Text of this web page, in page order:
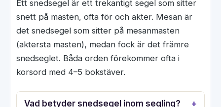
Ett snedsegel är ett trekantigt segel som sitter
snett på masten, ofta för och akter. Mesan är
det snedsegel som sitter på mesanmasten
(aktersta masten), medan fock är det främre
snedseglet. Båda orden förekommer ofta i
korsord med 4–5 bokstäver.
Vad betyder snedsegel inom segling?